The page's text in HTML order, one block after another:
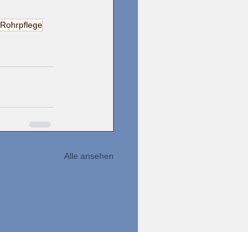
Rohrpflege
Alle ansehen